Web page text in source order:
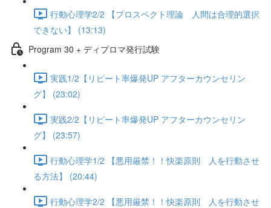
行動心理学2/2 【プロスペクト理論 人間は合理的選択
できない】 (13:13)
Program 30 + ディプロマ発行試験
実践1/2【リピート率爆発UP アフターカウンセリン
グ】 (23:02)
実践2/2【リピート率爆発UP アフターカウンセリン
グ】 (23:57)
行動心理学1/2 【悪用厳禁！！快楽原則 人を行動させ
る方法】 (20:44)
行動心理学2/2 【悪用厳禁！！快楽原則 人を行動させ